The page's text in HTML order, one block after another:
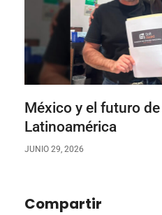
México y el futuro
Latinoamérica
JUNIO 29, 2026
Compartir